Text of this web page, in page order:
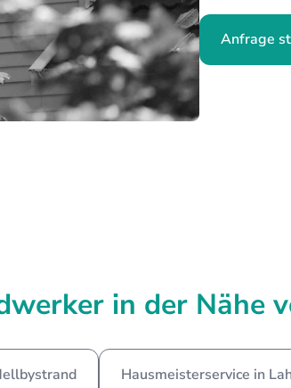
Anfrage
in der Nähe
Hausmeisterservice in